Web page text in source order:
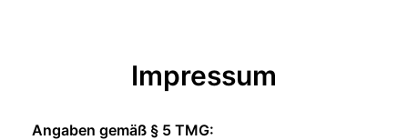
Impressum
Angaben gemäß § 5 TMG: